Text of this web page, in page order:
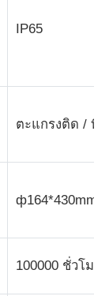
IP65
ตะแกรงติด / ที่
ф164*430mm
100000 ชั่วโมง